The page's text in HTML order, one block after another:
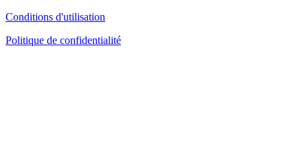
Conditions d'utilisation
Politique de confidentialité